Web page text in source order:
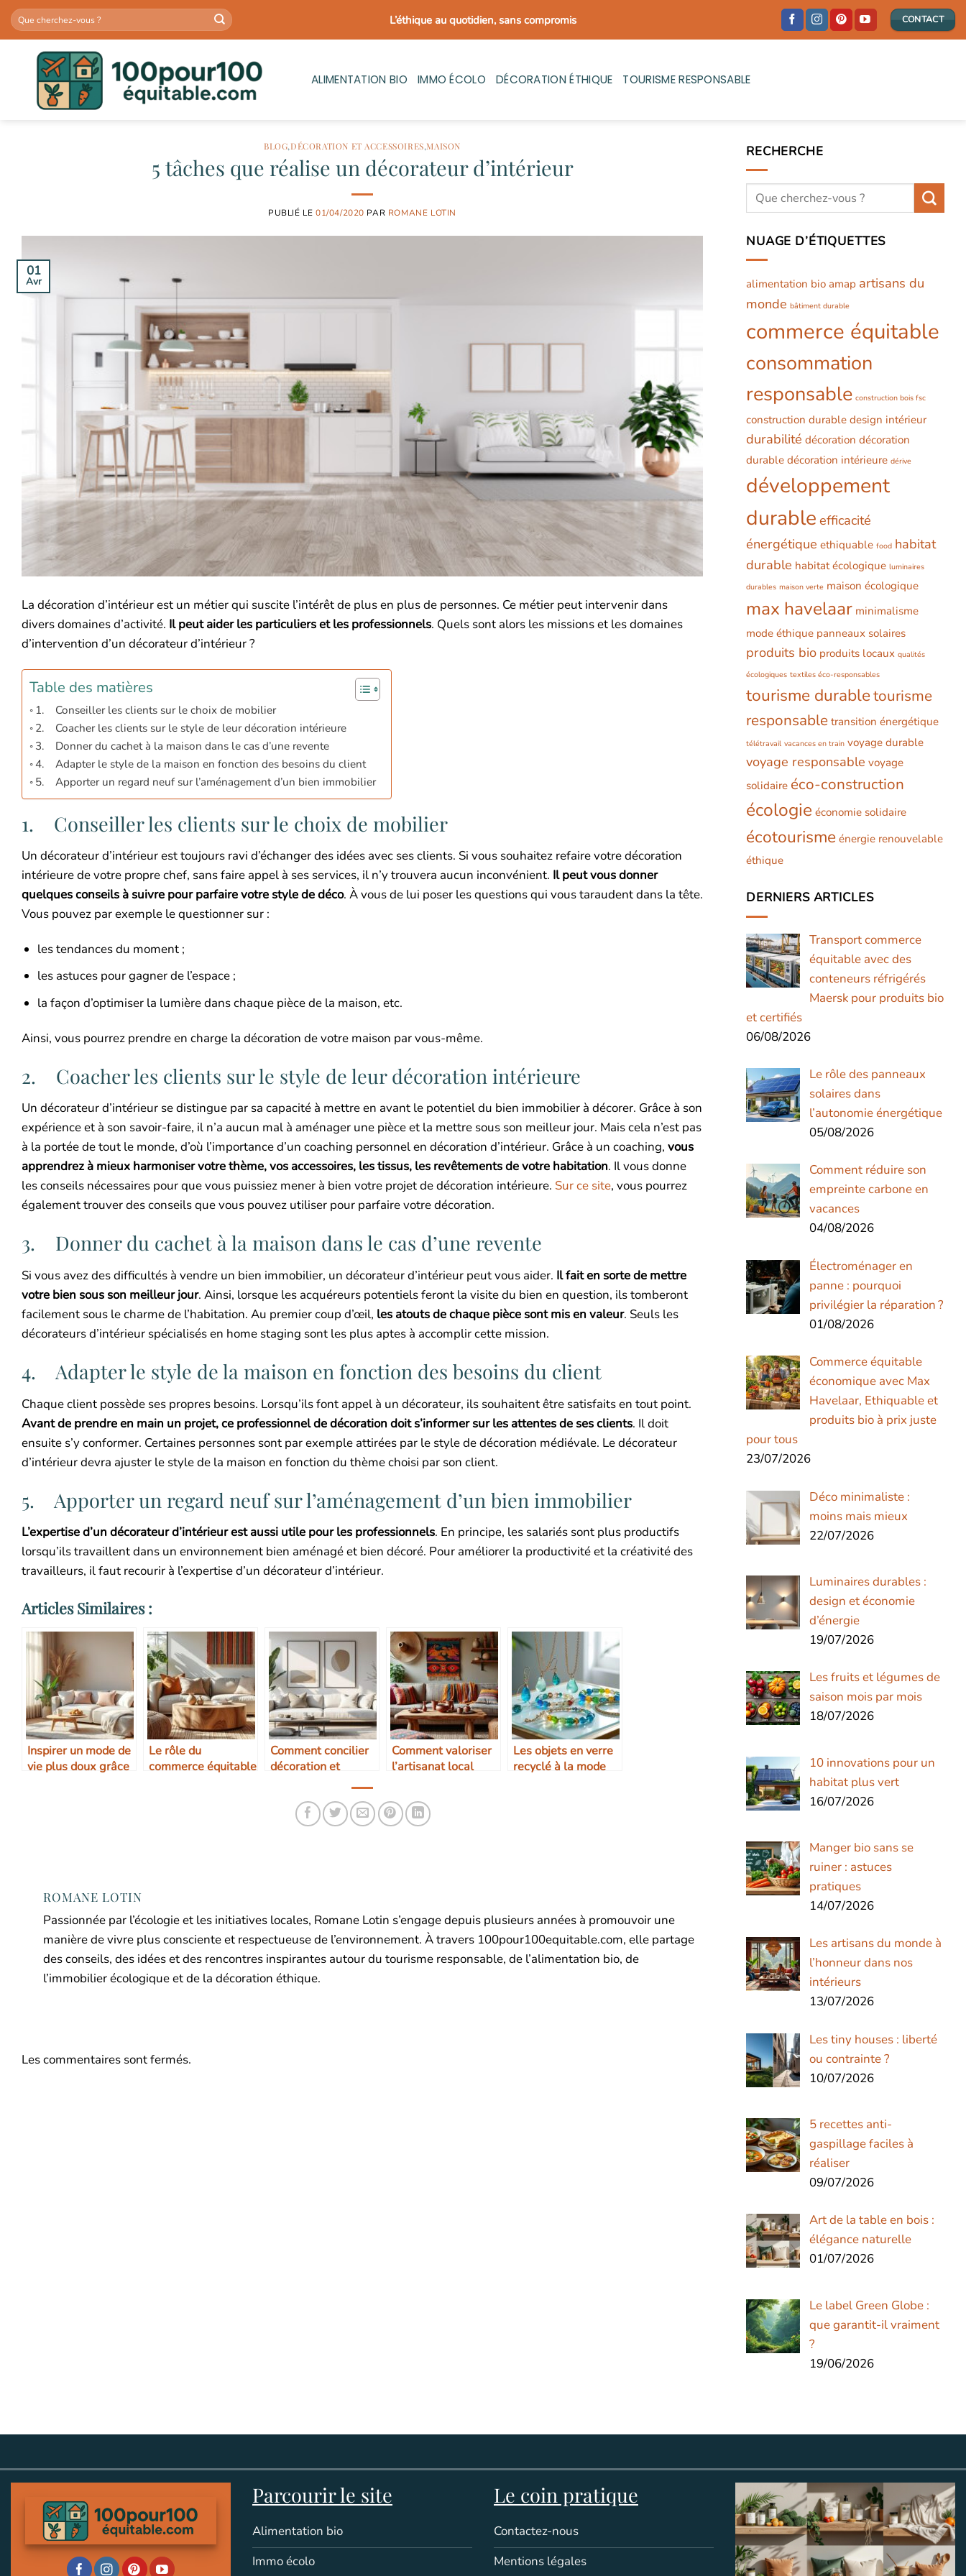
Passer
au
contenu
L’éthique au quotidien, sans compromis CONTACT
ALIMENTATION BIO IMMO ÉCOLO DÉCORATION ÉTHIQUE TOURISME RESPONSABLE
BLOG,DÉCORATION ET ACCESSOIRES,MAISON
5 tâches que réalise un décorateur d’intérieur
PUBLIÉ LE 01/04/2020 PAR ROMANE LOTIN
01
Avr
La décoration d’intérieur est un métier qui suscite l’intérêt de plus en plus de personnes. Ce métier peut intervenir dans
divers domaines d’activité. Il peut aider les particuliers et les professionnels. Quels sont alors les missions et les domaines
d’intervention d’un décorateur d’intérieur ?
Table des matières
1. Conseiller les clients sur le choix de mobilier
2. Coacher les clients sur le style de leur décoration intérieure
3. Donner du cachet à la maison dans le cas d’une revente
4. Adapter le style de la maison en fonction des besoins du client
5. Apporter un regard neuf sur l’aménagement d’un bien immobilier
1. Conseiller les clients sur le choix de mobilier
Un décorateur d’intérieur est toujours ravi d’échanger des idées avec ses clients. Si vous souhaitez refaire votre décoration
intérieure de votre propre chef, sans faire appel à ses services, il n’y trouvera aucun inconvénient. Il peut vous donner
quelques conseils à suivre pour parfaire votre style de déco. À vous de lui poser les questions qui vous taraudent dans la tête.
Vous pouvez par exemple le questionner sur :
les tendances du moment ;
les astuces pour gagner de l’espace ;
la façon d’optimiser la lumière dans chaque pièce de la maison, etc.
Ainsi, vous pourrez prendre en charge la décoration de votre maison par vous-même.
2. Coacher les clients sur le style de leur décoration intérieure
Un décorateur d’intérieur se distingue par sa capacité à mettre en avant le potentiel du bien immobilier à décorer. Grâce à son
expérience et à son savoir-faire, il n’a aucun mal à aménager une pièce et la mettre sous son meilleur jour. Mais cela n’est pas
à la portée de tout le monde, d’où l’importance d’un coaching personnel en décoration d’intérieur. Grâce à un coaching, vous
apprendrez à mieux harmoniser votre thème, vos accessoires, les tissus, les revêtements de votre habitation. Il vous donne
les conseils nécessaires pour que vous puissiez mener à bien votre projet de décoration intérieure. Sur ce site, vous pourrez
également trouver des conseils que vous pouvez utiliser pour parfaire votre décoration.
3. Donner du cachet à la maison dans le cas d’une revente
Si vous avez des difficultés à vendre un bien immobilier, un décorateur d’intérieur peut vous aider. Il fait en sorte de mettre
votre bien sous son meilleur jour. Ainsi, lorsque les acquéreurs potentiels feront la visite du bien en question, ils tomberont
facilement sous le charme de l’habitation. Au premier coup d’œil, les atouts de chaque pièce sont mis en valeur. Seuls les
décorateurs d’intérieur spécialisés en home staging sont les plus aptes à accomplir cette mission.
4. Adapter le style de la maison en fonction des besoins du client
Chaque client possède ses propres besoins. Lorsqu’ils font appel à un décorateur, ils souhaitent être satisfaits en tout point.
Avant de prendre en main un projet, ce professionnel de décoration doit s’informer sur les attentes de ses clients. Il doit
ensuite s’y conformer. Certaines personnes sont par exemple attirées par le style de décoration médiévale. Le décorateur
d’intérieur devra ajuster le style de la maison en fonction du thème choisi par son client.
5. Apporter un regard neuf sur l’aménagement d’un bien immobilier
L’expertise d’un décorateur d’intérieur est aussi utile pour les professionnels. En principe, les salariés sont plus productifs
lorsqu’ils travaillent dans un environnement bien aménagé et bien décoré. Pour améliorer la productivité et la créativité des
travailleurs, il faut recourir à l’expertise d’un décorateur d’intérieur.
Articles Similaires :
Inspirer un mode de
vie plus doux grâce
Le rôle du
commerce équitable
Comment concilier
décoration et
Comment valoriser
l’artisanat local
Les objets en verre
recyclé à la mode
ROMANE LOTIN
Passionnée par l’écologie et les initiatives locales, Romane Lotin s’engage depuis plusieurs années à promouvoir une
manière de vivre plus consciente et respectueuse de l’environnement. À travers 100pour100equitable.com, elle partage
des conseils, des idées et des rencontres inspirantes autour du tourisme responsable, de l’alimentation bio, de
l’immobilier écologique et de la décoration éthique.
Les commentaires sont fermés.
RECHERCHE
NUAGE D’ÉTIQUETTES
alimentation bio amap artisans du
monde bâtiment durable
commerce équitable
consommation
responsable construction bois fsc
construction durable design intérieur
durabilité décoration décoration
durable décoration intérieure dérive
développement
durable efficacité
énergétique ethiquable food habitat
durable habitat écologique luminaires
durables maison verte maison écologique
max havelaar minimalisme
mode éthique panneaux solaires
produits bio produits locaux qualités
écologiques textiles éco-responsables
tourisme durabletourisme
responsable transition énergétique
télétravail vacances en train voyage durable
voyage responsable voyage
solidaire éco-construction
écologie économie solidaire
écotourisme énergie renouvelable
éthique
DERNIERS ARTICLES
Transport commerce
équitable avec des
conteneurs réfrigérés
Maersk pour produits bio
et certifiés
06/08/2026
Le rôle des panneaux
solaires dans
l’autonomie énergétique
05/08/2026
Comment réduire son
empreinte carbone en
vacances
04/08/2026
Électroménager en
panne : pourquoi
privilégier la réparation ?
01/08/2026
Commerce équitable
économique avec Max
Havelaar, Ethiquable et
produits bio à prix juste
pour tous
23/07/2026
Déco minimaliste :
moins mais mieux
22/07/2026
Luminaires durables :
design et économie
d’énergie
19/07/2026
Les fruits et légumes de
saison mois par mois
18/07/2026
10 innovations pour un
habitat plus vert
16/07/2026
Manger bio sans se
ruiner : astuces
pratiques
14/07/2026
Les artisans du monde à
l’honneur dans nos
intérieurs
13/07/2026
Les tiny houses : liberté
ou contrainte ?
10/07/2026
5 recettes anti-
gaspillage faciles à
réaliser
09/07/2026
Art de la table en bois :
élégance naturelle
01/07/2026
Le label Green Globe :
que garantit-il vraiment
?
19/06/2026
Parcourir le site
Alimentation bio
Immo écolo
Le coin pratique
Contactez-nous
Mentions légales